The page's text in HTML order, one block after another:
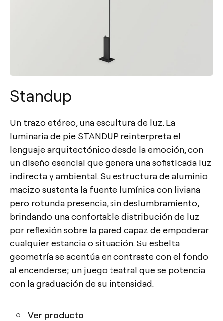
Standup
Un trazo etéreo, una escultura de luz. La
luminaria de pie STANDUP reinterpreta el
lenguaje arquitectónico desde la emoción, con
un diseño esencial que genera una sofisticada luz
indirecta y ambiental. Su estructura de aluminio
macizo sustenta la fuente lumínica con liviana
pero rotunda presencia, sin deslumbramiento,
brindando una confortable distribución de luz
por reflexión sobre la pared capaz de empoderar
cualquier estancia o situación. Su esbelta
geometría se acentúa en contraste con el fondo
al encenderse; un juego teatral que se potencia
con la graduación de su intensidad.
Ver producto